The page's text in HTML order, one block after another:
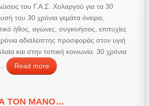
του Γ.Α.Σ. Χολαργού για τα 30
του 30 χρόνια γεμάτα όνειρα,
ήθος, αγώνες, συγκινήσεις, επιτυχίες
αδιάλειπτης προσφοράς στον υγιή
και στην τοπική κοινωνία. 30 χρόνια
Read more
ΤΟΝ ΜΑΝΟ…